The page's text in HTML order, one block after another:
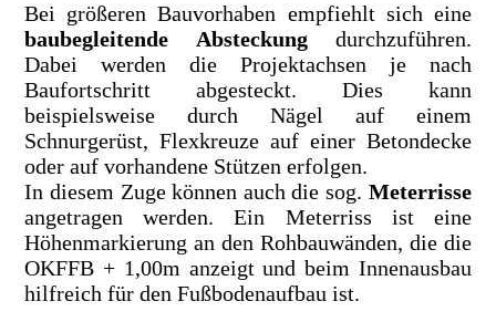
Bei größeren Bauvorhaben empfiehlt sich eine
baubegleitende Absteckungdurchzuführen.
Dabei werden die Projektachsen je nach
Baufortschritt abgesteckt. Dies kann
beispielsweise durch Nägel auf einem
Schnurgerüst, Flexkreuze auf einer Betondecke
oder auf vorhandene Stützen erfolgen.
In diesem Zuge können auch die sog. Meterrisse
angetragen werden. Ein Meterriss ist eine
Höhenmarkierung an den Rohbauwänden, die die
OKFFB + 1,00m anzeigt und beim Innenausbau
hilfreich für den Fußbodenaufbau ist.